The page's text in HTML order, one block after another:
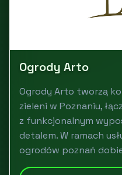
Ogrody Arto
Ogrody Arto tworzą
zieleni w Poznaniu,
z funkcjonalnym
detalem. W ramach
ogrodów poznań